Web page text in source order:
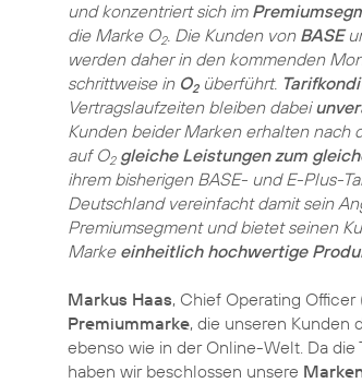
und konzentriert sich im
die Marke O2. Die Kunden von BASE
werden daher in den kommenden
schrittweise in O2überführt.
Vertragslaufzeiten bleiben dabei
Kunden beider Marken erhalten nach
auf O2 gleiche Leistungen zum
ihrem bisherigen BASE- und E-Plus-
Deutschland vereinfacht damit sein
Premiumsegment und bietet seinen
Marke einheitlich hochwertige
Markus Haas, Chief Operating
Premiummarke, die unseren Kunden
ebenso wie in der Online-Welt. Da
haben wir beschlossen unsere